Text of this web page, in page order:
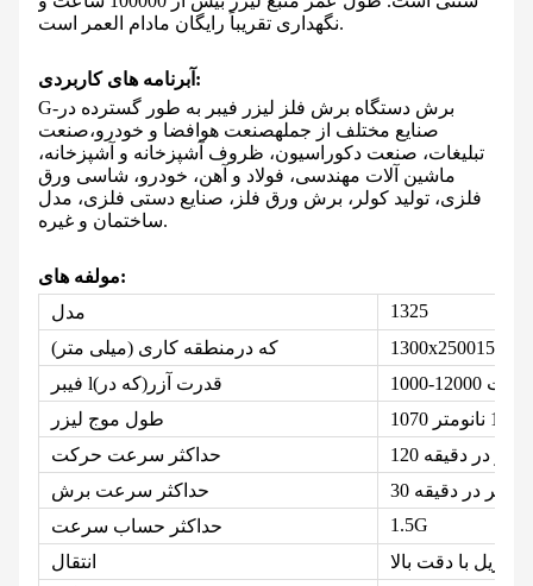
نگهداری تقریباً رایگان مادام العمر است.
برنامه های کاربردی:
G-برش دستگاه برش فلز لیزر فیبر به طور گسترده در
صنایع مختلف از جملهصنعت هوافضا و خودرو،صنعت
تبلیغات، صنعت دکوراسیون، ظروف آشپزخانه و آشپزخانه،
ماشین آلات مهندسی، فولاد و آهن، خودرو، شاسی ورق
فلزی، تولید کولر، برش ورق فلز، صنایع دستی فلزی، مدل
ساختمان و غیره.
مولفه های:
مدل
1325
که در منطقه کاری (میلی متر) 1300x2500
فیبر l
قدرت آزر (که در ) 1000-120
00 وات
طول موج لیزر
10 نانومتر
حداکثر سرعت حرکت
120 متر در دقیقه
حداکثر سرعت برش
30 متر در دقیقه
حداکثر حساب سرعت
1.5G
انتقال
و ریل با دقت بالا